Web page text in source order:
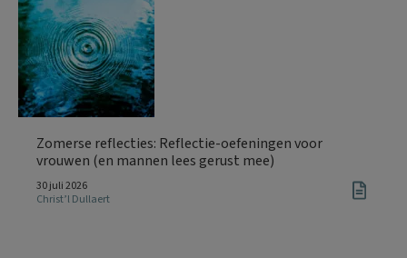
Zomerse reflecties: Reflectie-oefeningen voor
vrouwen (en mannen lees gerust mee)
30 juli 2026
Christ’l Dullaert